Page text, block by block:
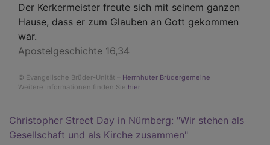
Der Kerkermeister freute sich mit seinem ganzen
Hause, dass er zum Glauben an Gott gekommen
war.
Apostelgeschichte 16,34
© Evangelische Brüder-Unität – Herrnhuter Brüdergemeine
Weitere Informationen finden Sie hier
Christopher Street Day in Nürnberg: "Wir stehen als
Gesellschaft und als Kirche zusammen"